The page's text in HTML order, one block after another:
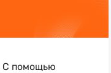
С помощью